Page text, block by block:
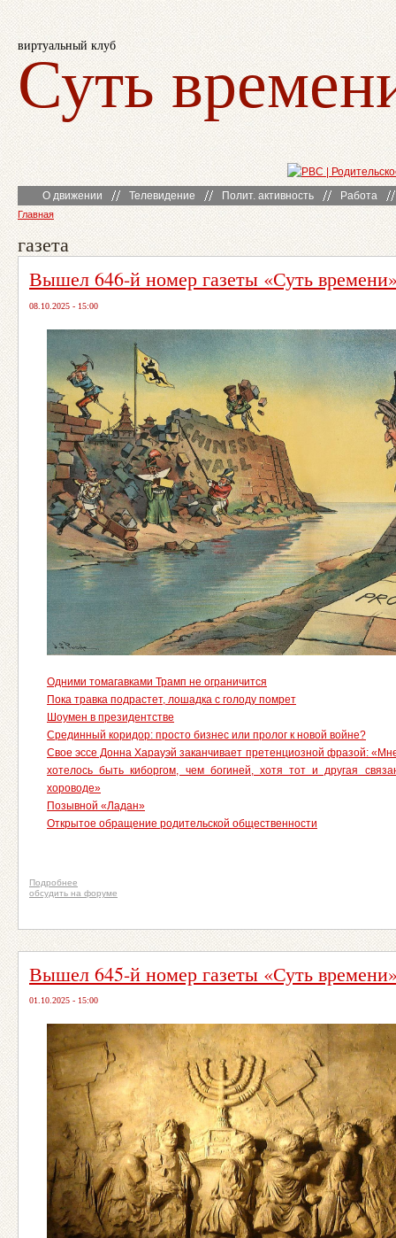
виртуальный клуб
Суть
О движении Телевидение Полит. активность Работа
Главная
газета
Вышел 646-й номер газеты «Суть
08.10.2025 - 15:00
Одними томагавками Трамп не ограничится
Пока травка подрастет, лошадка с голоду помрет
Шоумен в президентстве
Срединный коридор: просто бизнес или пролог к новой войне?
Свое эссе Донна Харауэй заканчивает претенциозной фразой:
хотелось быть киборгом, чем богиней, хотя тот и другая
хороводе»
Позывной «Ладан»
Открытое обращение родительской общественности
Подробнее
обсудить на форуме
Вышел 645-й номер газеты «Суть
01.10.2025 - 15:00